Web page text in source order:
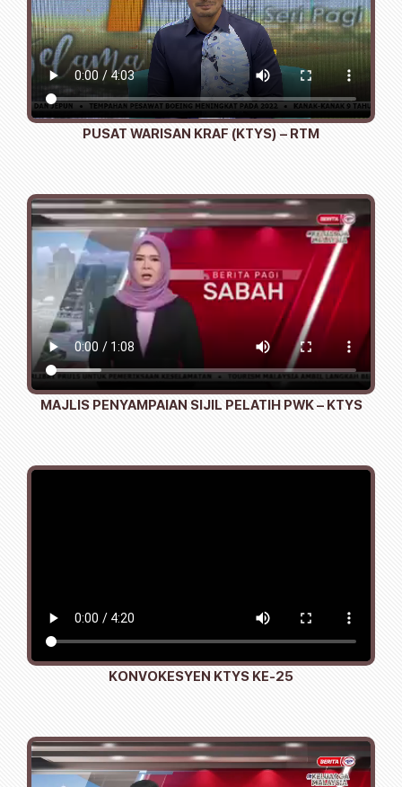
PUSAT WARISAN KRAF (KTYS) – RTM
MAJLIS PENYAMPAIAN SIJIL PELATIH PWK – KTYS
KONVOKESYEN KTYS KE-25